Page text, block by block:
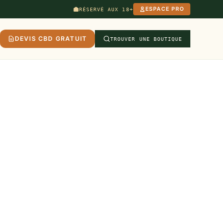
RÉSERVÉ AUX 18+ ESPACE PRO
DEVIS CBD GRATUIT TROUVER UNE BOUTIQUE